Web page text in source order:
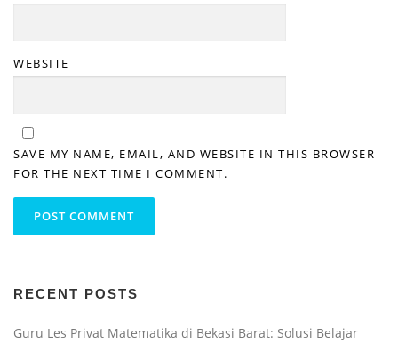
WEBSITE
SAVE MY NAME, EMAIL, AND WEBSITE IN THIS BROWSER
FOR THE NEXT TIME I COMMENT.
RECENT POSTS
Guru Les Privat Matematika di Bekasi Barat: Solusi Belajar